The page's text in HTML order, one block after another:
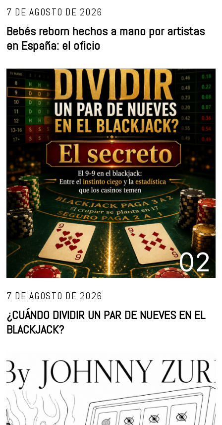
Bebés reborn hechos a mano por artistas
en España: el oficio
02
¿CUÁNDO DIVIDIR UN PAR DE NUEVES EN EL
BLACKJACK?